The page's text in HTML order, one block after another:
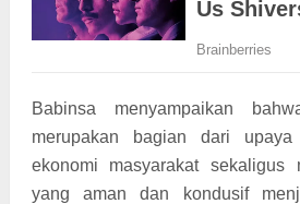
Babinsa menyampaikan
merupakan bagian dari
ekonomi masyarakat sekaligus
yang aman dan kondusif